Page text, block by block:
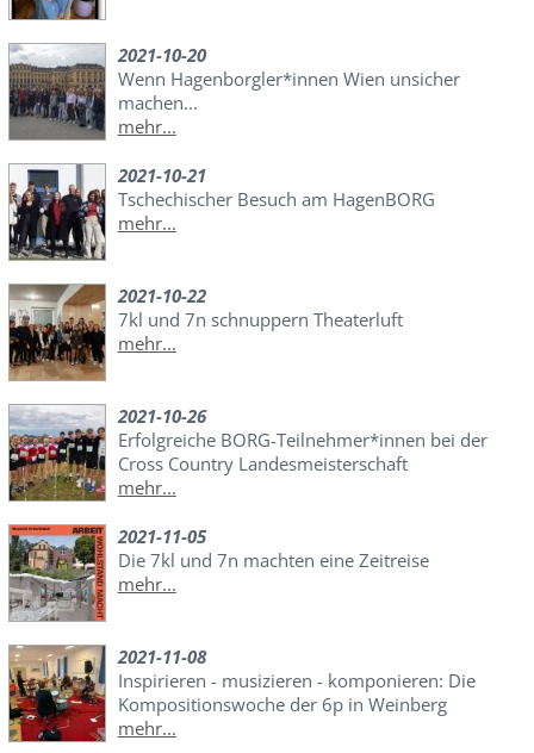
2021-10-20
Wenn Hagenborgler*innen Wien unsicher
machen...
mehr...
2021-10-21
Tschechischer Besuch am HagenBORG
mehr...
2021-10-22
7kl und 7n schnuppern Theaterluft
mehr...
2021-10-26
Erfolgreiche BORG-Teilnehmer*innen bei der
Cross Country Landesmeisterschaft
mehr...
2021-11-05
Die 7kl und 7n machten eine Zeitreise
mehr...
2021-11-08
Inspirieren - musizieren - komponieren: Die
Kompositionswoche der 6p in Weinberg
mehr...